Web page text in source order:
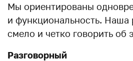
Мы ориентированы
и функциональность. Наша
смело и четко говорить об
Разговорный